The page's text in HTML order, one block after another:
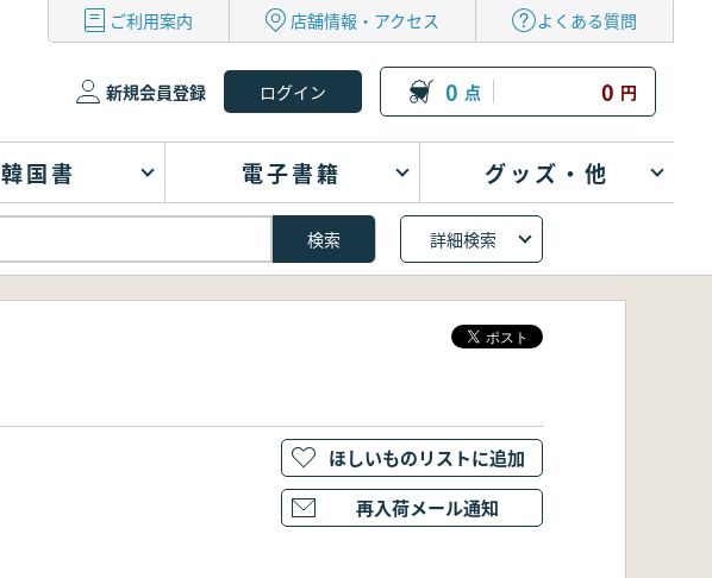
ご利用案内 店舗情報・アクセス よくある質問
新規会員登録 0 点 0 円
韓国書 電子書籍 グッズ・他
詳細検索
ほしいものリストに追加
再入荷メール通知